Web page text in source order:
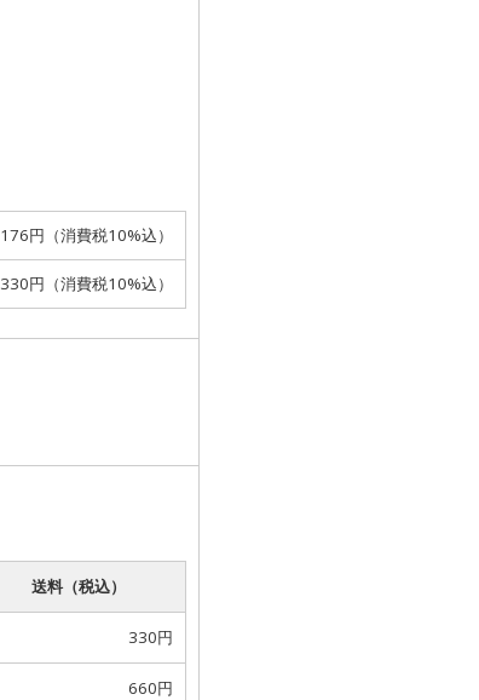
176円（消費税10%込）
330円（消費税10%込）
送料（税込）
330円
660円